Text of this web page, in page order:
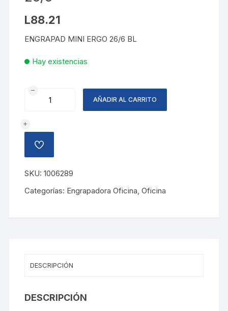
L88.21
ENGRAPAD MINI ERGO 26/6 BL
Hay existencias
ENGRAPADORA
26/6
cantidad
AÑADIR AL CARRITO
AÑADIR
A
LISTA
DE
DESEOS
SKU:1006289
Categorías: Engrapadora Oficina,Oficina
DESCRIPCIÓN
DESCRIPCIÓN